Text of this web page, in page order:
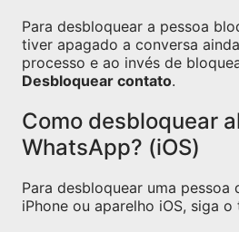
Para desbloquear a pessoa
tiver apagado a conversa
processo e ao invés de
Desbloquear contato.
Como desbloquear
WhatsApp? (iOS)
Para desbloquear uma pessoa
iPhone ou aparelho iOS, siga